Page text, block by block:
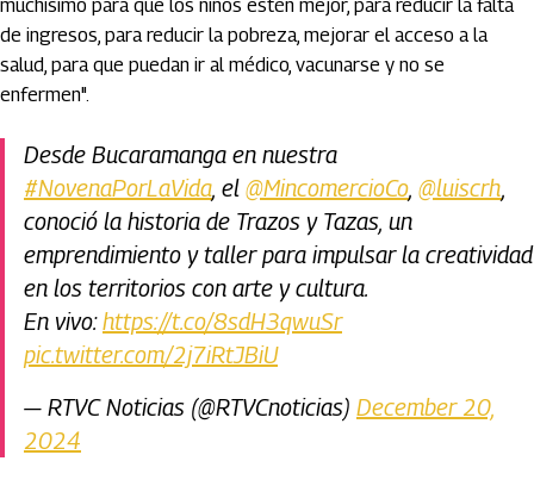
muchísimo para que los niños estén mejor, para reducir la falta
de ingresos, para reducir la pobreza, mejorar el acceso a la
salud, para que puedan ir al médico, vacunarse y no se
enfermen".
Desde Bucaramanga en nuestra
#NovenaPorLaVida, el @MincomercioCo, @luiscrh,
conoció la historia de Trazos y Tazas, un
emprendimiento y taller para impulsar la creatividad
en los territorios con arte y cultura.
En vivo:https://t.co/8sdH3qwuSr
pic.twitter.com/2j7iRtJBiU
— RTVC Noticias (@RTVCnoticias) December 20,
2024